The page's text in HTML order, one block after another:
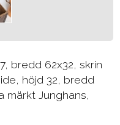
bredd 62x32, skrin
höjd 32, bredd
märkt Junghans,